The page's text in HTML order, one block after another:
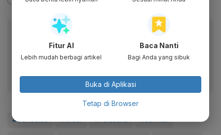
Baca artikel ini lewat aplikasi mobile.
Dapatkan pengalaman membaca lebih nyaman dan nikmati
fitur menarik lainnya lewat aplikasi mobile Katadata.
#Genosida #Israel #Palestina #Jerman
Fitur AI
Lebih mudah berbagi artikel
Baca Nanti
Bagi Anda yang sibuk
Buka di Aplikasi
Tetap di Browser